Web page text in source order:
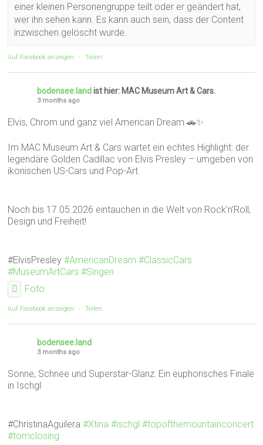
einer kleinen Personengruppe teilt oder er geändert hat,
wer ihn sehen kann. Es kann auch sein, dass der Content
inzwischen gelöscht wurde.
Auf Facebook anzeigen · Teilen
bodensee.land ist hier: MAC Museum Art & Cars.
3 months ago
Elvis, Chrom und ganz viel American Dream 🚗✨
Im MAC Museum Art & Cars wartet ein echtes Highlight: der
legendäre Golden Cadillac von Elvis Presley – umgeben von
ikonischen US-Cars und Pop-Art.
Noch bis 17.05.2026 eintauchen in die Welt von Rock’n’Roll,
Design und Freiheit!
#ElvisPresley#AmericanDream #ClassicCars
#MuseumArtCars #Singen
Foto
Auf Facebook anzeigen · Teilen
bodensee.land
3 months ago
Sonne, Schnee und Superstar-Glanz: Ein euphorisches Finale
in Ischgl
#ChristinaAguilera#Xtina #ischgl #topofthemountainconcert
#tomclosing